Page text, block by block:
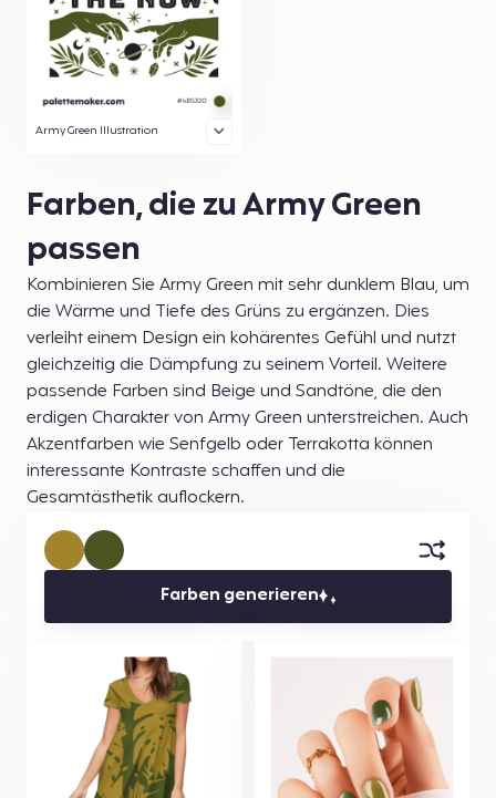
Army Green Illustration
Farben, die zu Army Green
passen
Kombinieren Sie Army Green mit sehr dunklem Blau, um
die Wärme und Tiefe des Grüns zu ergänzen. Dies
verleiht einem Design ein kohärentes Gefühl und nutzt
gleichzeitig die Dämpfung zu seinem Vorteil. Weitere
passende Farben sind Beige und Sandtöne, die den
erdigen Charakter von Army Green unterstreichen. Auch
Akzentfarben wie Senfgelb oder Terrakotta können
interessante Kontraste schaffen und die
Gesamtästhetik auflockern.
Farben generieren